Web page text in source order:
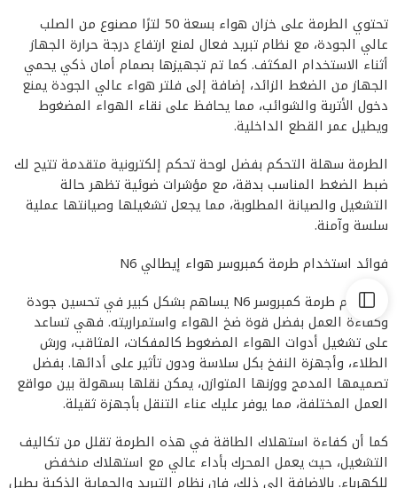
تحتوي الطرمة على خزان هواء بسعة 50 لترًا مصنوع من الصلب
عالي الجودة، مع نظام تبريد فعال لمنع ارتفاع درجة حرارة الجهاز
أثناء الاستخدام المكثف. كما تم تجهيزها بصمام أمان ذكي يحمي
الجهاز من الضغط الزائد، إضافة إلى فلتر هواء عالي الجودة يمنع
دخول الأتربة والشوائب، مما يحافظ على نقاء الهواء المضغوط
ويطيل عمر القطع الداخلية.
الطرمة سهلة التحكم بفضل لوحة تحكم إلكترونية متقدمة تتيح لك
ضبط الضغط المناسب بدقة، مع مؤشرات ضوئية تظهر حالة
التشغيل والصيانة المطلوبة، مما يجعل تشغيلها وصيانتها عملية
سلسة وآمنة.
فوائد استخدام طرمة كمبروسر هواء إيطالي N6
استخدام طرمة كمبروسر N6 يساهم بشكل كبير في تحسين جودة
وكفاءة العمل بفضل قوة ضخ الهواء واستمراريته. فهي تساعد
على تشغيل أدوات الهواء المضغوط كالمفكات، المثاقب، ورش
الطلاء، وأجهزة النفخ بكل سلاسة ودون تأثير على أدائها. بفضل
تصميمها المدمج ووزنها المتوازن، يمكن نقلها بسهولة بين مواقع
العمل المختلفة، مما يوفر عليك عناء التنقل بأجهزة ثقيلة.
كما أن كفاءة استهلاك الطاقة في هذه الطرمة تقلل من تكاليف
التشغيل، حيث يعمل المحرك بأداء عالي مع استهلاك منخفض
للكهرباء. بالإضافة إلى ذلك، فإن نظام التبريد والحماية الذكية يطيل